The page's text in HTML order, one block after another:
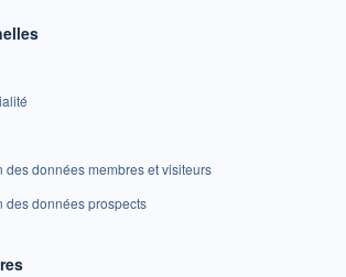
des données membres et visiteurs
des données prospects